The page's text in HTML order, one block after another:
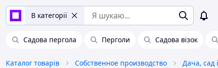
В категорії
Садова пергола Перголи Садова візок
Каталог товарів Собственное производство Дача, сад